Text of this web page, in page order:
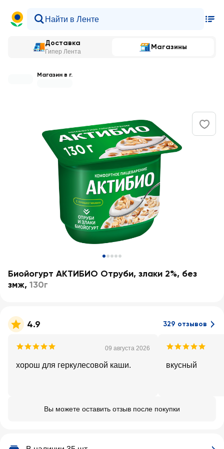
Доставка
Гипер Лента
Магазины
Магазин в г.
Биойогурт АКТИБИО Отруби, злаки 2%, без
змж, 130г
4.9 329 отзывов
09 августа 2026
хорош для геркулесовой каши. вкусный
Вы можете оставить отзыв после покупки